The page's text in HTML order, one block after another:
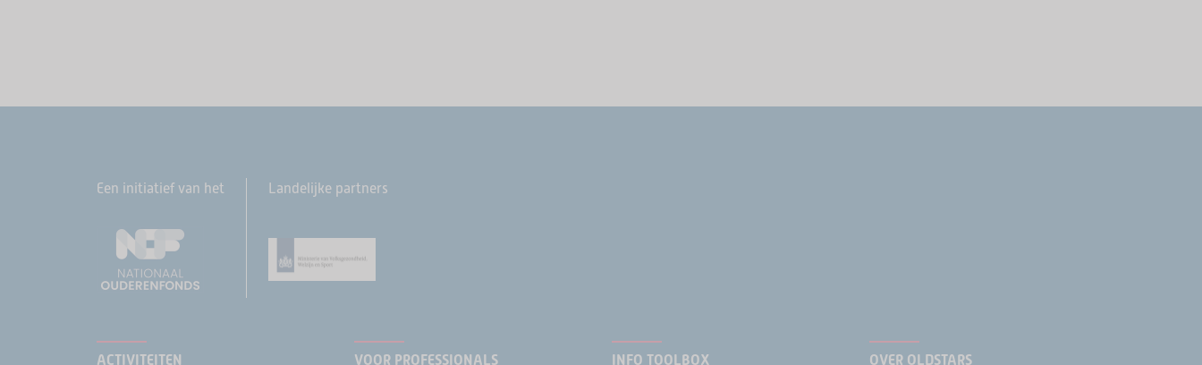
Een initiatief van het Landelijke partners
ACTIVITEITEN VOOR PROFESSIONALS INFO TOOLBOX OVER OLDSTARS